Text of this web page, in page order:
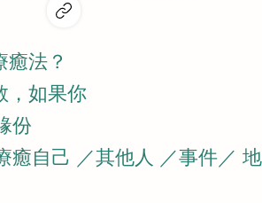
法？
，如果你
份
癒自己 ／其他人 ／事件／